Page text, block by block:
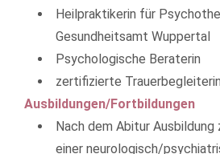
Heilpraktikerin für
Gesundheitsamt Wuppertal
Psychologische Beraterin
zertifizierte Trauerbegleiterin
Ausbildungen/Fortbildungen
Nach dem Abitur Ausbildung
einer neurologisch/